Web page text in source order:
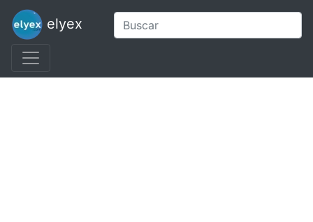
elyex